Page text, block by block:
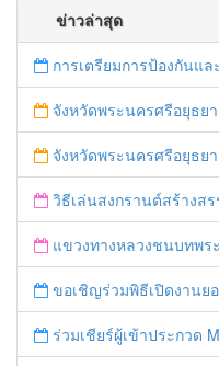
ข่าวล่าสุด
การเตรียมการป้องกันแล
จังหวัดพระนครศรีอยุธยา บูรณาการหน่วยงานที่เกี่ยวข้อง ลงพื้นที่จัดระเบียบและดำเนินมาตรการตามบทลงโทษสูงสุดกับ
จังหวัดพระนครศรีอยุธยา ปล่อยแถวตำรวจ ทหาร ฝ่ายปกครอง กว่า 100 นาย ตรวจเข้มท่าร
วิธีเล่นสงกรานต์สร้างส
แขวงทางหลวงชนบทพระนครศรีอยุธยา "ร่วมรณรงค์ ขับช้
ขอเชิญร่วมพิธีเปิดงานยอ
ร่วมเชียร์ผู้เข้าประกวด Miss